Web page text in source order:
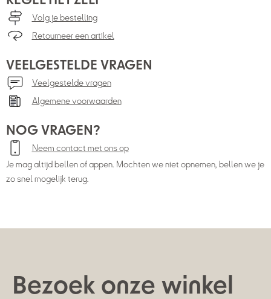
Volg je bestelling
Retourneer een artikel
VEELGESTELDE VRAGEN
Veelgestelde vragen
Algemene voorwaarden
NOG VRAGEN?
Neem contact met ons op
Je mag altijd bellen of appen. Mochten we niet opnemen, bellen we je
zo snel mogelijk terug.
Bezoek onze winkel